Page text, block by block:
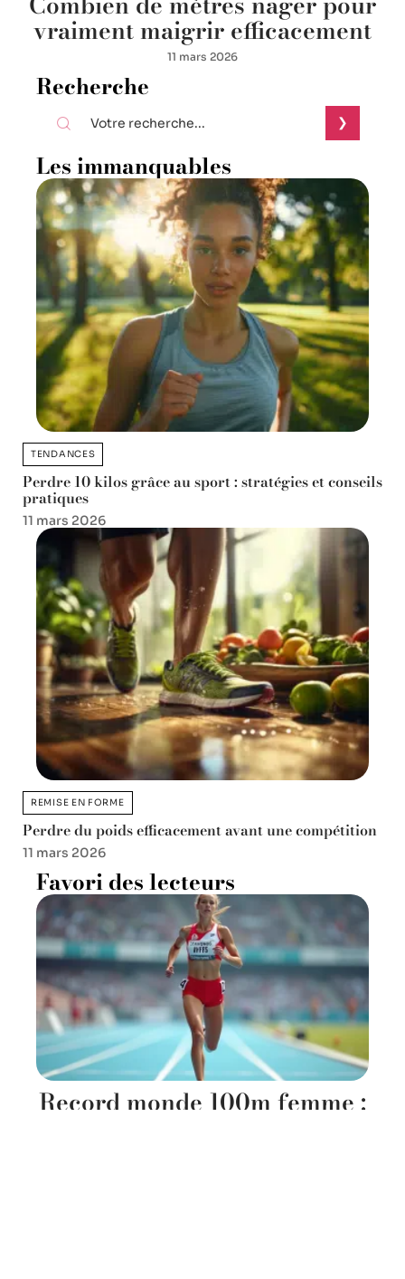
vraiment maigrir efficacement
11 mars 2026
Recherche
Les immanquables
TENDANCES
Perdre 10 kilos grâce au sport : stratégies et conseils
pratiques
11 mars 2026
REMISE EN FORME
Perdre du poids efficacement avant une compétition
11 mars 2026
Favori des lecteurs
Record monde 100m femme :